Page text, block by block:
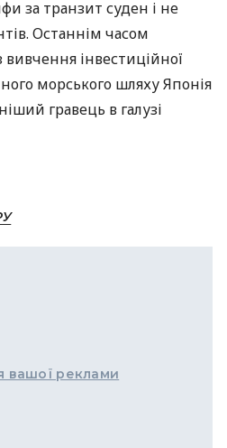
за транзит суден і не
Останнім часом
вивчення інвестиційної
морського шляху Японія
гравець в галузі
вашої реклами